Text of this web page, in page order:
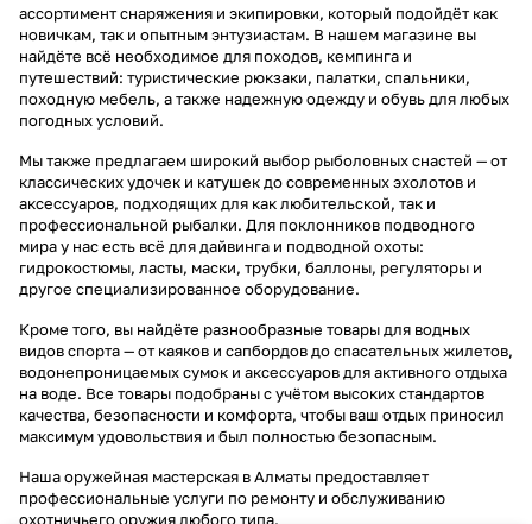
ассортимент снаряжения и экипировки, который подойдёт как
новичкам, так и опытным энтузиастам. В нашем магазине вы
найдёте всё необходимое для походов, кемпинга и
путешествий: туристические рюкзаки, палатки, спальники,
походную мебель, а также надежную одежду и обувь для любых
погодных условий.
Мы также предлагаем широкий выбор рыболовных снастей — от
классических удочек и катушек до современных эхолотов и
аксессуаров, подходящих для как любительской, так и
профессиональной рыбалки. Для поклонников подводного
мира у нас есть всё для дайвинга и подводной охоты:
гидрокостюмы, ласты, маски, трубки, баллоны, регуляторы и
другое специализированное оборудование.
Кроме того, вы найдёте разнообразные товары для водных
видов спорта — от каяков и сапбордов до спасательных жилетов,
водонепроницаемых сумок и аксессуаров для активного отдыха
на воде. Все товары подобраны с учётом высоких стандартов
качества, безопасности и комфорта, чтобы ваш отдых приносил
максимум удовольствия и был полностью безопасным.
Наша оружейная мастерская в Алматы предоставляет
профессиональные услуги по ремонту и обслуживанию
охотничьего оружия любого типа.